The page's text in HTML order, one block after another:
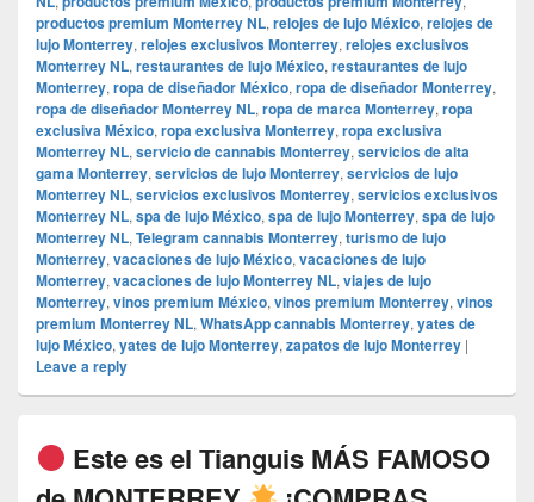
productos premium Monterrey NL, relojes de lujo México, relojes de
lujo Monterrey, relojes exclusivos Monterrey, relojes exclusivos
Monterrey NL, restaurantes de lujo México, restaurantes de lujo
Monterrey, ropa de diseñador México, ropa de diseñador Monterrey,
ropa de diseñador Monterrey NL, ropa de marca Monterrey, ropa
exclusiva México, ropa exclusiva Monterrey, ropa exclusiva
Monterrey NL, servicio de cannabis Monterrey, servicios de alta
gama Monterrey, servicios de lujo Monterrey, servicios de lujo
Monterrey NL, servicios exclusivos Monterrey, servicios exclusivos
Monterrey NL, spa de lujo México, spa de lujo Monterrey, spa de lujo
Monterrey NL, Telegram cannabis Monterrey, turismo de lujo
Monterrey, vacaciones de lujo México, vacaciones de lujo
Monterrey, vacaciones de lujo Monterrey NL, viajes de lujo
Monterrey, vinos premium México, vinos premium Monterrey, vinos
premium Monterrey NL, WhatsApp cannabis Monterrey, yates de
lujo México, yates de lujo Monterrey, zapatos de lujo Monterrey |
Leave a reply
Este es el Tianguis MÁS FAMOSO